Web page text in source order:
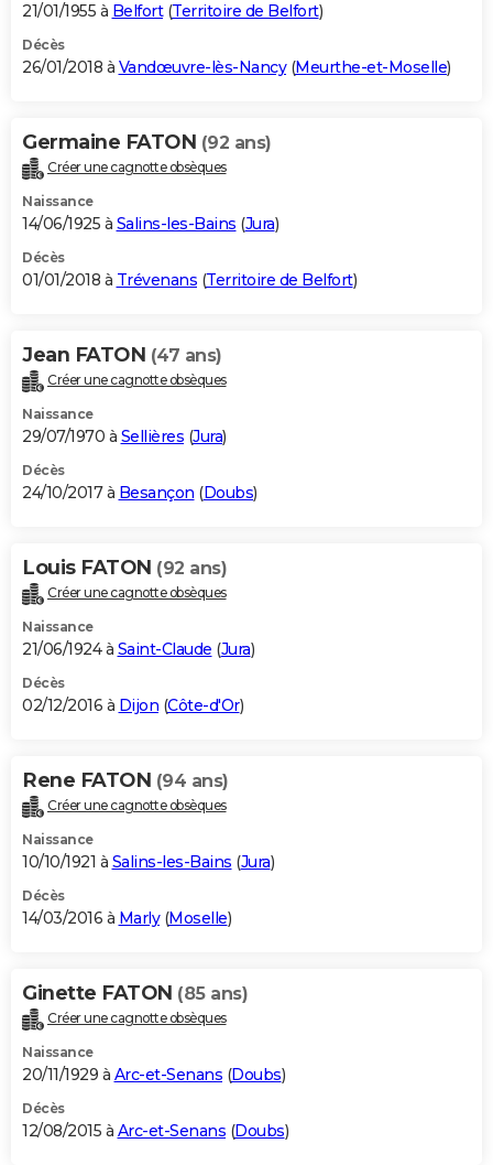
21/01/1955 à Belfort(Territoire de Belfort)
Décès
26/01/2018 à Vandœuvre-lès-Nancy(Meurthe-et-Moselle)
Germaine FATON (92 ans)
Créer une cagnotte obsèques
Naissance
14/06/1925 à Salins-les-Bains (Jura)
Décès
01/01/2018 à Trévenans (Territoire de Belfort)
Jean FATON (47 ans)
Créer une cagnotte obsèques
Naissance
29/07/1970 à Sellières (Jura)
Décès
24/10/2017 à Besançon (Doubs)
Louis FATON (92 ans)
Créer une cagnotte obsèques
Naissance
21/06/1924 à Saint-Claude (Jura)
Décès
02/12/2016 à Dijon (Côte-d'Or)
Rene FATON (94 ans)
Créer une cagnotte obsèques
Naissance
10/10/1921 à Salins-les-Bains (Jura)
Décès
14/03/2016 à Marly(Moselle)
Ginette FATON (85 ans)
Créer une cagnotte obsèques
Naissance
20/11/1929 à Arc-et-Senans (Doubs)
Décès
12/08/2015 à Arc-et-Senans (Doubs)